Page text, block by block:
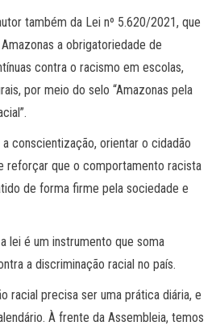
também da Lei nº 5.620/2021, que
a obrigatoriedade de
contra o racismo em escolas,
por meio do selo “Amazonas pela
conscientização, orientar o cidadão
reforçar que o comportamento racista
de forma firme pela sociedade e
lei é um instrumento que soma
a discriminação racial no país.
racial precisa ser uma prática diária, e
À frente da Assembleia, temos